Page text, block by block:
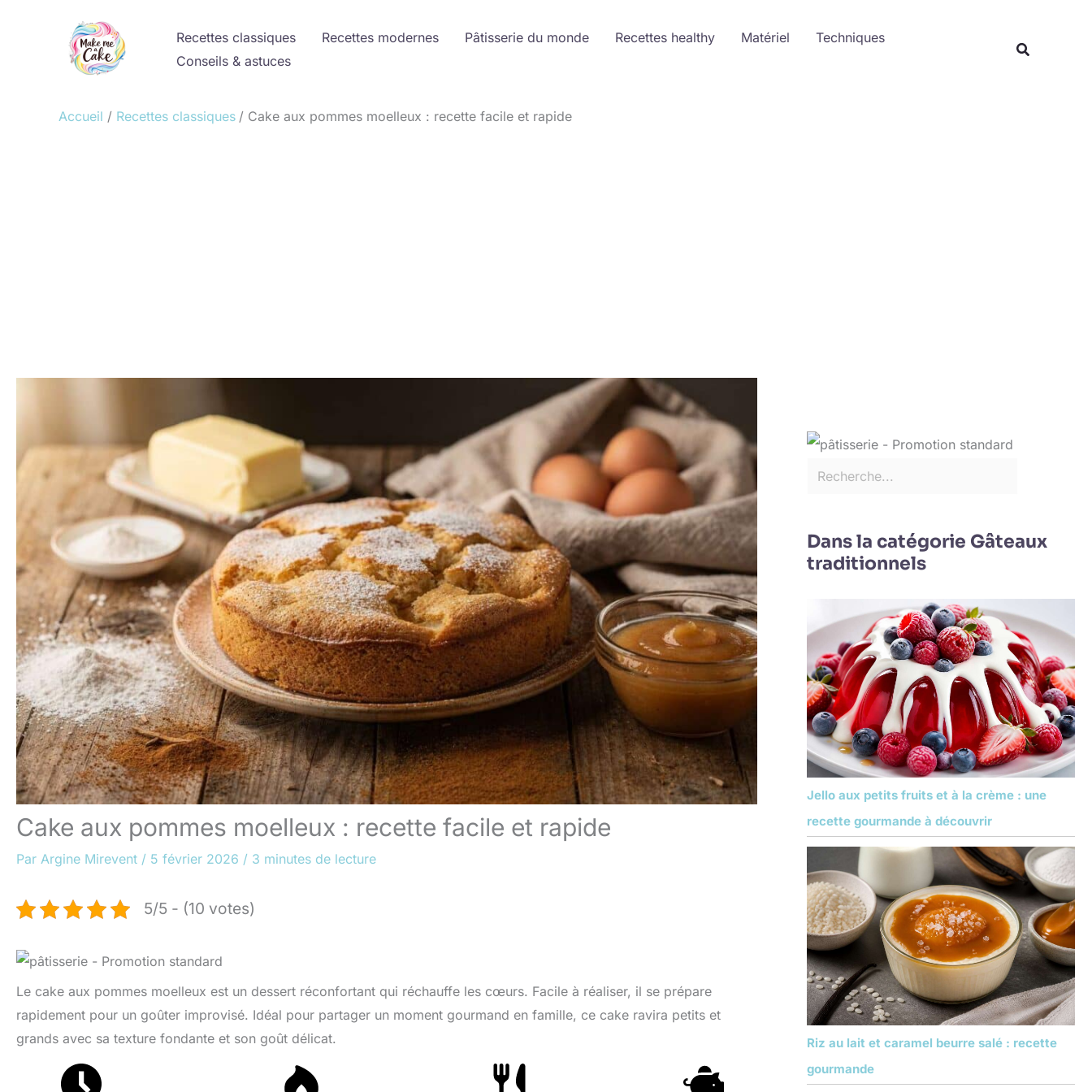
Recettes classiques Recettes modernes Pâtisserie du monde Recettes healthy Matériel
Techniques
Conseils & astuces
Accueil Recettes classiques Cake aux pommes moelleux : recette facile et rapide
Cake aux pommes moelleux : recette facile et rapide
Par Argine Mirevent / 5 février 2026 / 3 minutes de lecture
5/5 - (10 votes)
Le cake aux pommes moelleux est un dessert réconfortant qui réchauffe les cœurs. Facile à réaliser, il se prépare
rapidement pour un goûter improvisé. Idéal pour partager un moment gourmand en famille, ce cake ravira petits et
grands avec sa texture fondante et son goût délicat.
Dans la catégorie Gâteaux
traditionnels
Jello aux petits fruits et à la crème : une
recette gourmande à découvrir
Riz au lait et caramel beurre salé : recette
gourmande